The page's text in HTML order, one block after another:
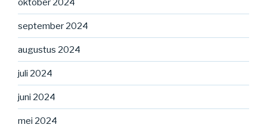
oktober 2024
september 2024
augustus 2024
juli 2024
juni 2024
mei 2024